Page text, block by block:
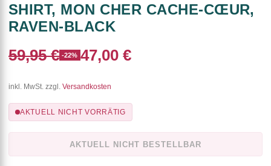
SHIRT, MON CHER CACHE-CŒUR,
RAVEN-BLACK
59,95 € -22% 47,00 €
inkl. MwSt. zzgl. Versandkosten
AKTUELL NICHT VORRÄTIG
AKTUELL NICHT BESTELLBAR